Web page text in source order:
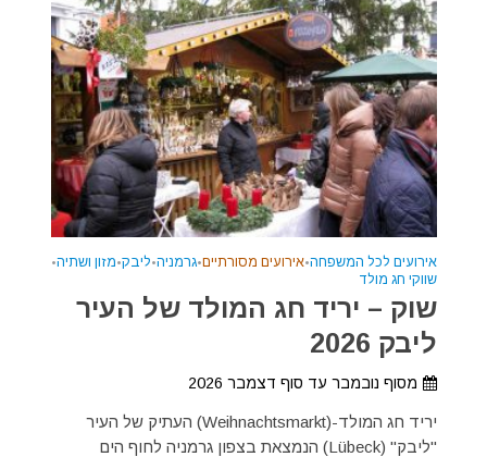
אירועים לכל המשפחה•אירועים מסורתיים•גרמניה•ליבק•מזון ושתיה•
שווקי חג מולד
שוק – יריד חג המולד של העיר
ליבק 2026
מסוף נובמבר עד סוף דצמבר 2026
יריד חג המולד-(Weihnachtsmarkt) העתיק של העיר
"ליבק" (Lübeck) הנמצאת בצפון גרמניה לחוף הים